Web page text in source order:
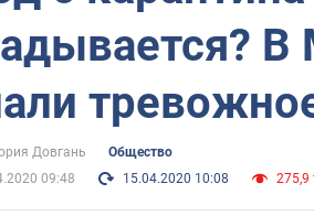
В
Довгань
Общество
09:48
15.04.2020 10:08 275,9